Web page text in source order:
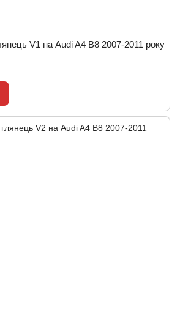
V1 на Audi A4 B8 2007-2011 року